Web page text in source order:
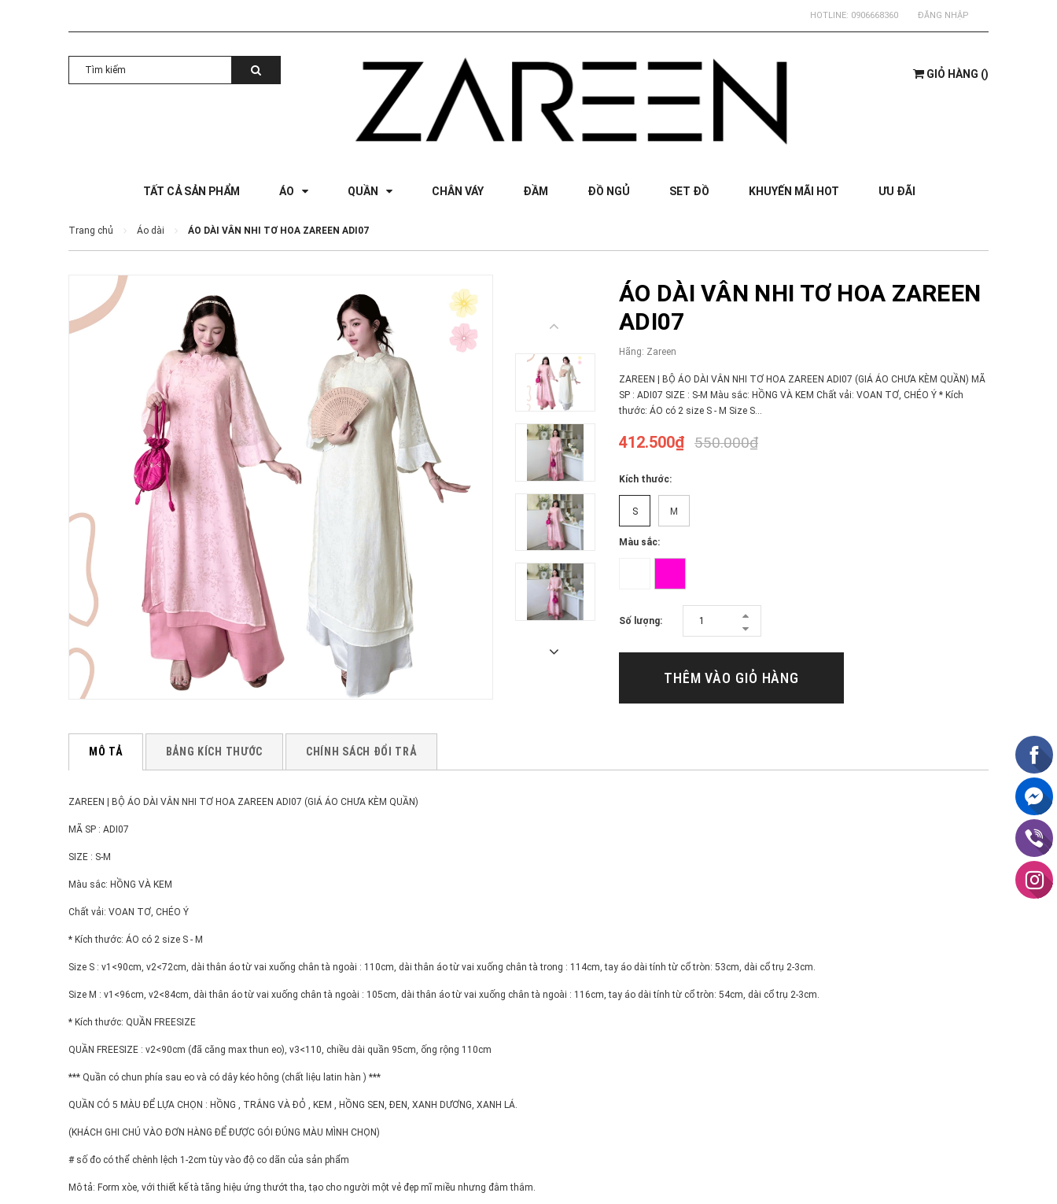
HOTLINE: 0906668360 ĐĂNG NHẬP
GIỎ HÀNG ()
TẤT CẢ SẢN PHẨM ÁO QUẦN CHÂN VÁY ĐẦM ĐỒ NGỦ SET ĐỒ KHUYẾN MÃI HOT ƯU ĐÃI
Trang chủ Áo dài ÁO DÀI VÂN NHI TƠ HOA ZAREEN ADI07
ÁO DÀI VÂN NHI TƠ HOA ZAREEN
ADI07
Hãng: Zareen
ZAREEN | BỘ ÁO DÀI VÂN NHI TƠ HOA ZAREEN ADI07 (GIÁ ÁO CHƯA KÈM QUẦN) MÃ
SP : ADI07 SIZE : S-M Màu sắc: HỒNG VÀ KEM Chất vải: VOAN TƠ, CHÉO Ý * Kích
thước: ÁO có 2 size S - M Size S...
412.500₫ 550.000₫
Kích thước:
S M
Màu sắc:
Số lượng:
THÊM VÀO GIỎ HÀNG
MÔ TẢ BẢNG KÍCH THƯỚC CHÍNH SÁCH ĐỔI TRẢ
ZAREEN | BỘ ÁO DÀI VÂN NHI TƠ HOA ZAREEN ADI07 (GIÁ ÁO CHƯA KÈM QUẦN)
MÃ SP : ADI07
SIZE : S-M
Màu sắc: HỒNG VÀ KEM
Chất vải: VOAN TƠ, CHÉO Ý
* Kích thước: ÁO có 2 size S - M
Size S : v1<90cm, v2<72cm, dài thân áo từ vai xuống chân tà ngoài : 110cm, dài thân áo từ vai xuống chân tà trong : 114cm, tay áo dài tính từ cổ tròn: 53cm, dài cổ trụ 2-3cm.
Size M : v1<96cm, v2<84cm, dài thân áo từ vai xuống chân tà ngoài : 105cm, dài thân áo từ vai xuống chân tà ngoài : 116cm, tay áo dài tính từ cổ tròn: 54cm, dài cổ trụ 2-3cm.
* Kích thước: QUẦN FREESIZE
QUẦN FREESIZE : v2<90cm (đã căng max thun eo), v3<110, chiều dài quần 95cm, ống rộng 110cm
*** Quần có chun phía sau eo và có dây kéo hông (chất liệu latin hàn ) ***
QUẦN CÓ 5 MÀU ĐỂ LỰA CHỌN : HỒNG , TRẮNG VÀ ĐỎ , KEM , HỒNG SEN, ĐEN, XANH DƯƠNG, XANH LÁ.
(KHÁCH GHI CHÚ VÀO ĐƠN HÀNG ĐỂ ĐƯỢC GÓI ĐÚNG MÀU MÌNH CHỌN)
# số đo có thể chênh lệch 1-2cm tùy vào độ co dãn của sản phẩm
Mô tả: Form xòe, với thiết kế tà tăng hiệu ứng thướt tha, tạo cho người một vẻ đẹp mĩ miều nhưng đằm thắm.